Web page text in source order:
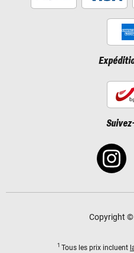
Copyright
1 Tous les prix incluent